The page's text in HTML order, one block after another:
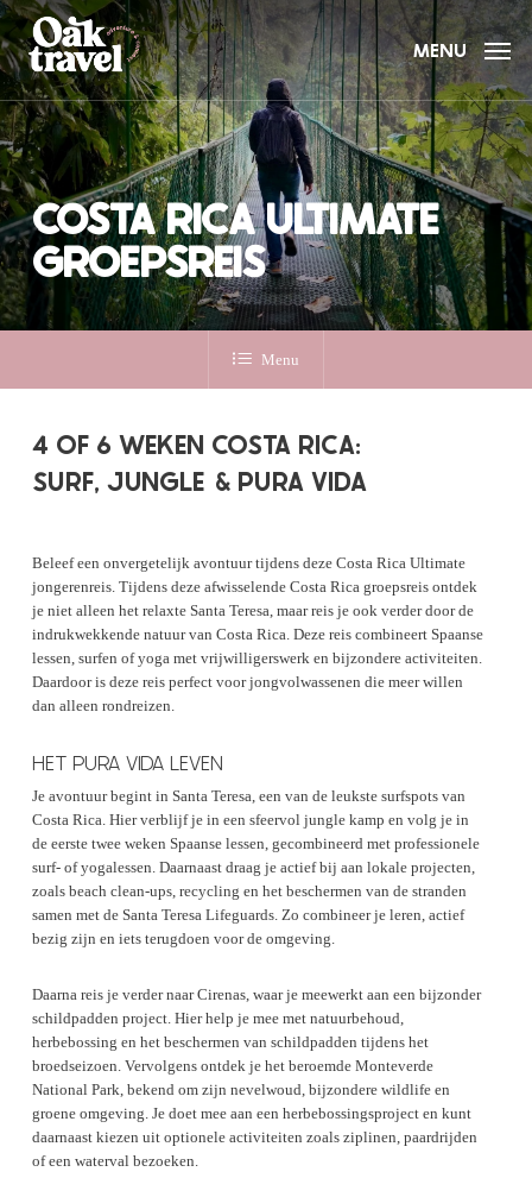
Skip
to
main
content
MENU
COSTA RICA ULTIMATE
GROEPSREIS
Menu
4 OF 6 WEKEN COSTA RICA:
SURF, JUNGLE & PURA VIDA
Beleef een onvergetelijk avontuur tijdens deze Costa Rica Ultimate
jongerenreis. Tijdens deze afwisselende Costa Rica groepsreis ontdek
je niet alleen het relaxte Santa Teresa, maar reis je ook verder door de
indrukwekkende natuur van Costa Rica. Deze reis combineert Spaanse
lessen, surfen of yoga met vrijwilligerswerk en bijzondere activiteiten.
Daardoor is deze reis perfect voor jongvolwassenen die meer willen
dan alleen rondreizen.
HET PURA VIDA LEVEN
Je avontuur begint in Santa Teresa, een van de leukste surfspots van
Costa Rica. Hier verblijf je in een sfeervol jungle kamp en volg je in
de eerste twee weken Spaanse lessen, gecombineerd met professionele
surf- of yogalessen. Daarnaast draag je actief bij aan lokale projecten,
zoals beach clean-ups, recycling en het beschermen van de stranden
samen met de Santa Teresa Lifeguards. Zo combineer je leren, actief
bezig zijn en iets terugdoen voor de omgeving.
Daarna reis je verder naar Cirenas, waar je meewerkt aan een bijzonder
schildpadden project. Hier help je mee met natuurbehoud,
herbebossing en het beschermen van schildpadden tijdens het
broedseizoen. Vervolgens ontdek je het beroemde Monteverde
National Park, bekend om zijn nevelwoud, bijzondere wildlife en
groene omgeving. Je doet mee aan een herbebossingsproject en kunt
daarnaast kiezen uit optionele activiteiten zoals ziplinen, paardrijden
of een waterval bezoeken.